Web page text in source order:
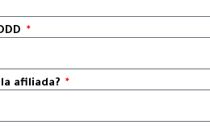
afiliada?